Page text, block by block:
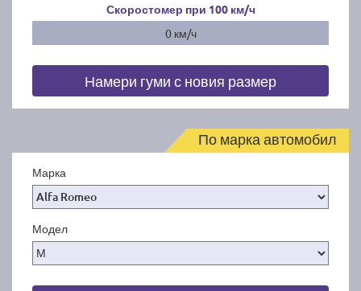
Скоростомер при 100 км/ч
0 км/ч
Намери гуми с новия размер
По марка автомобил
Марка
Модел